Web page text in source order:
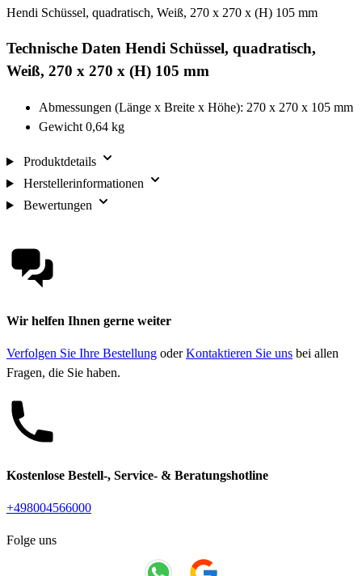
Hendi Schüssel, quadratisch, Weiß, 270 x 270 x (H) 105 mm
Technische Daten Hendi Schüssel, quadratisch,
Weiß, 270 x 270 x (H) 105 mm
Abmessungen (Länge x Breite x Höhe): 270 x 270 x 105 mm
Gewicht 0,64 kg
Produktdetails
Herstellerinformationen
Bewertungen
Wir helfen Ihnen gerne weiter
Verfolgen Sie Ihre Bestellung oderKontaktieren Sie uns bei allen
Fragen, die Sie haben.
Kostenlose Bestell-, Service- & Beratungshotline
+498004566000
Folge uns